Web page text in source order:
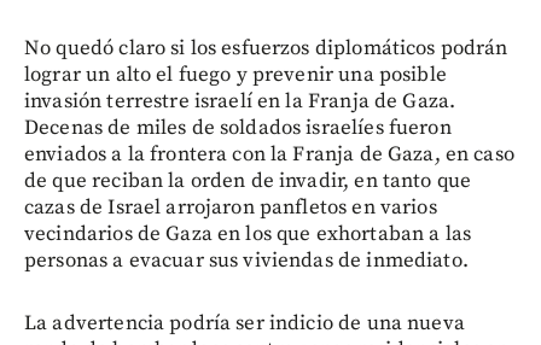
No quedó claro si los esfuerzos diplomáticos podrán
lograr un alto el fuego y prevenir una posible
invasión terrestre israelí en la Franja de Gaza.
Decenas de miles de soldados israelíes fueron
enviados a la frontera con la Franja de Gaza, en caso
de que reciban la orden de invadir, en tanto que
cazas de Israel arrojaron panfletos en varios
vecindarios de Gaza en los que exhortaban a las
personas a evacuar sus viviendas de inmediato.
La advertencia podría ser indicio de una nueva